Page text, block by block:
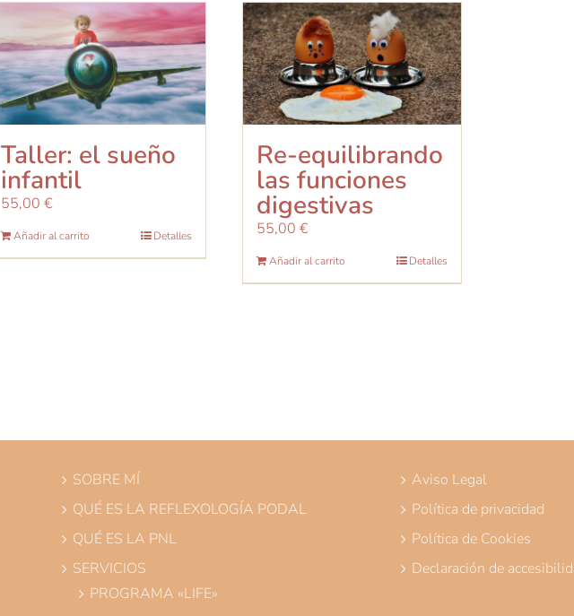
Taller: el sueño
infantil
55,00 €
Añadir al carrito Detalles
Re-equilibrando
las funciones
digestivas
55,00 €
Añadir al carrito Detalles
SOBRE MÍ
QUÉ ES LA REFLEXOLOGÍA PODAL
QUÉ ES LA PNL
SERVICIOS
PROGRAMA «LIFE»
Aviso Legal
Política de privacidad
Política de Cookies
Declaración de